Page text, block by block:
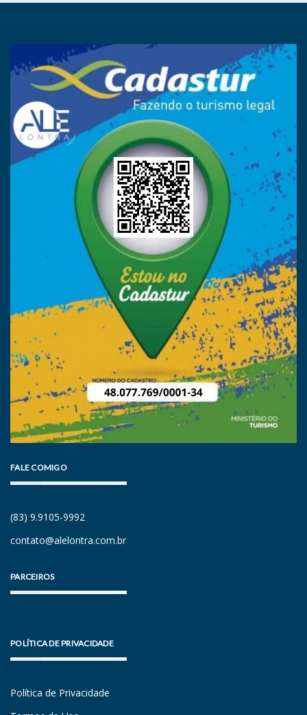
FALE COMIGO
(83) 9.9105-9992
contato@alelontra.com.br
PARCEIROS
POLÍTICA DE PRIVACIDADE
Política de Privacidade